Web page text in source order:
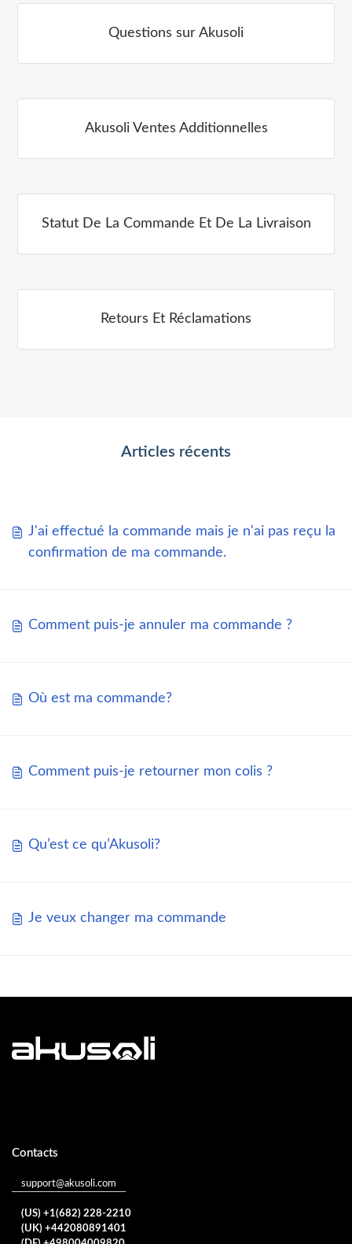
Questions sur Akusoli
Akusoli Ventes Additionnelles
Statut De La Commande Et De La Livraison
Retours Et Réclamations
Articles récents
J'ai effectué la commande mais je n'ai pas reçu la
confirmation de ma commande.
Comment puis-je annuler ma commande ?
Où est ma commande?
Comment puis-je retourner mon colis ?
Qu’est ce qu’Akusoli?
Je veux changer ma commande
Contacts
support@akusoli.com
(US) +1(682) 228-2210
(UK) +442080891401